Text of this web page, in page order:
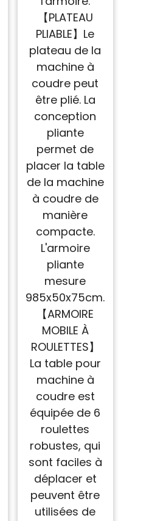
【PLATEAU
PLIABLE】Le
plateau de la
machine à
coudre peut
être plié. La
conception
pliante
permet de
placer la table
de la machine
à coudre de
manière
compacte.
L'armoire
pliante
mesure
985x50x75cm.
【ARMOIRE
MOBILE À
ROULETTES】
La table pour
machine à
coudre est
équipée de 6
roulettes
robustes, qui
sont faciles à
déplacer et
peuvent être
utilisées de